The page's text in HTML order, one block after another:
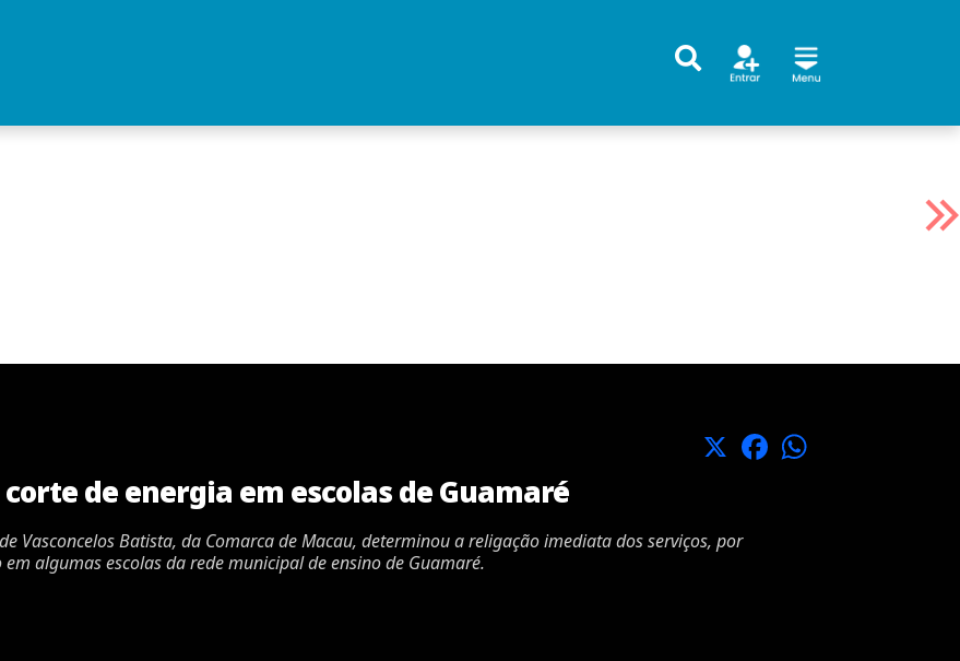
X Facebook
de energia em escolas de Guamaré
Vasconcelos Batista, da Comarca de Macau, determinou a religação imediata dos serviços, por
algumas escolas da rede municipal de ensino de Guamaré.